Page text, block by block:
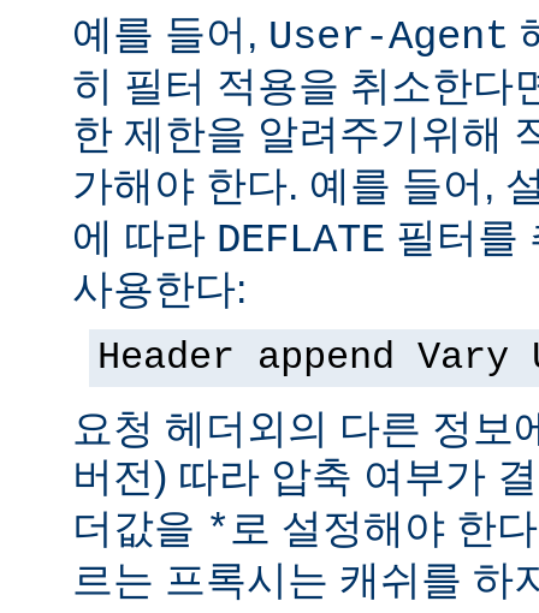
예를 들어, User-Agent
히 필터 적용을 취소한다
한 제한을 알려주기위해
가해야 한다. 예를 들어,
에 따라 DEFLATE 필터를
사용한다:
Header append Vary
요청 헤더외의 다른 정보
버전) 따라 압축 여부가
더값을 * 로 설정해야 한
르는 프록시는 캐쉬를 하